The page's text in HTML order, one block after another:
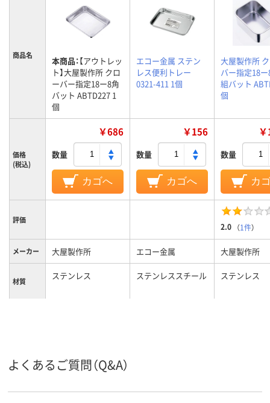
商品名 本商品：【アウトレッ
ト】大屋製作所 クロ
ーバー指定18ー8角
バット ABTD227 1
個
エコー金属 ステン
レス便利トレー
0321-411 1個
大屋製作所
バー指定18
組バット
個
価格
(税込)
￥686
数量
カゴへ
￥156
数量
カゴへ
数量
カ
評価
2.0 （1件）
メーカー 大屋製作所 エコー金属 大屋製作所
材質 ステンレス ステンレススチール ステンレス
よくあるご質問（Q&A）